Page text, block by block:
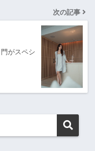
次の記事
がスペシ